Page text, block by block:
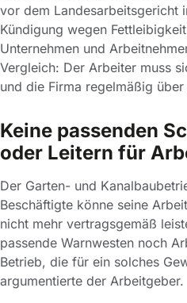
vor dem Landesarbeitsgericht
Kündigung wegen
Unternehmen und
Vergleich: Der Arbeiter muss
und die Firma regelmäßig
Keine passenden
oder Leitern für
Der Garten- und
Beschäftigte könne seine
nicht mehr vertragsgemäß
passende Warnwesten noch
Betrieb, die für ein solches
argumentierte der Arbeitgeber.